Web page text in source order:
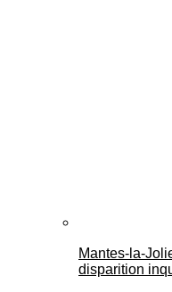
Mantes-la-
disparition